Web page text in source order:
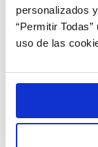
personalizados
“Permitir
uso de las